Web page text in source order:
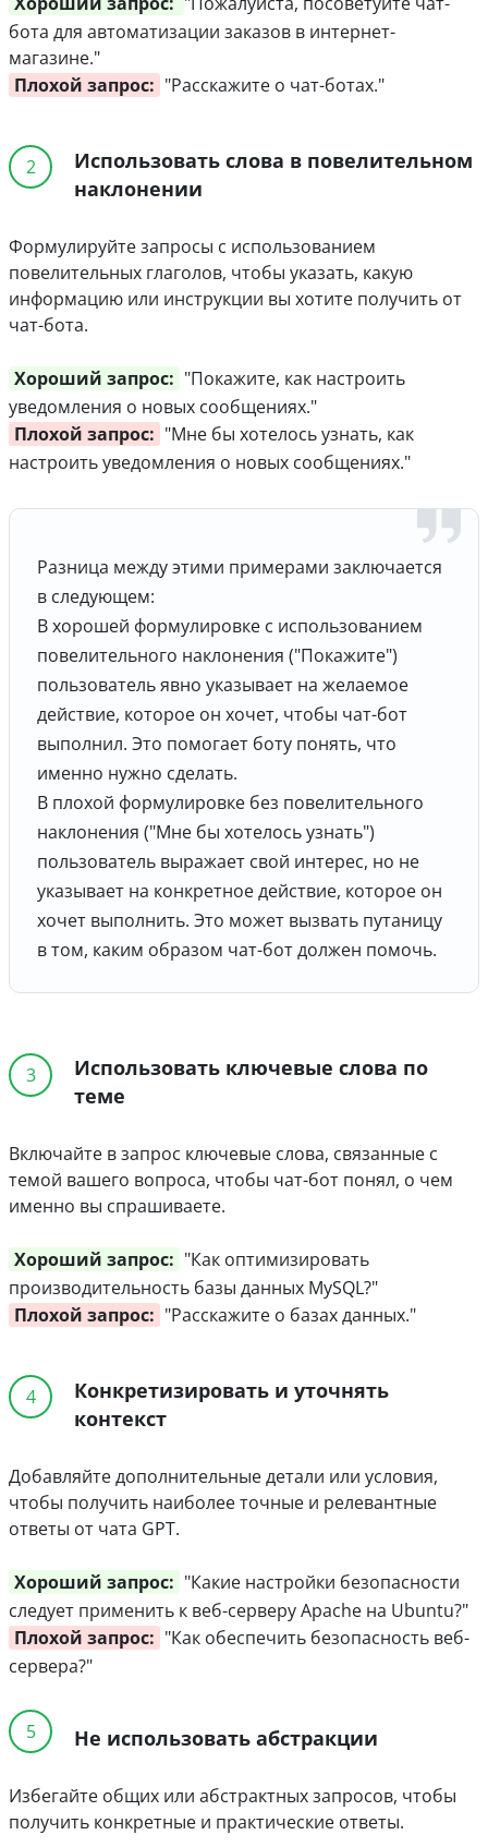
бота для автоматизации заказов в интернет-
магазине."
Плохой запрос: "Расскажите о чат-ботах."
2
Использовать слова в повелительном
наклонении
Формулируйте запросы с использованием
повелительных глаголов, чтобы указать, какую
информацию или инструкции вы хотите получить от
чат-бота.
Хороший запрос: "Покажите, как настроить
уведомления о новых сообщениях."
Плохой запрос: "Мне бы хотелось узнать, как
настроить уведомления о новых сообщениях."
Разница между этими примерами заключается
в следующем:
В хорошей формулировке с использованием
повелительного наклонения ("Покажите")
пользователь явно указывает на желаемое
действие, которое он хочет, чтобы чат-бот
выполнил. Это помогает боту понять, что
именно нужно сделать.
В плохой формулировке без повелительного
наклонения ("Мне бы хотелось узнать")
пользователь выражает свой интерес, но не
указывает на конкретное действие, которое он
хочет выполнить. Это может вызвать путаницу
в том, каким образом чат-бот должен помочь.
3
Использовать ключевые слова по
теме
Включайте в запрос ключевые слова, связанные с
темой вашего вопроса, чтобы чат-бот понял, о чем
именно вы спрашиваете.
Хороший запрос: "Как оптимизировать
производительность базы данных MySQL?"
Плохой запрос: "Расскажите о базах данных."
4
Конкретизировать и уточнять
контекст
Добавляйте дополнительные детали или условия,
чтобы получить наиболее точные и релевантные
ответы от чата GPT.
Хороший запрос: "Какие настройки безопасности
следует применить к веб-серверу Apache на Ubuntu?"
Плохой запрос: "Как обеспечить безопасность веб-
сервера?"
5 Не использовать абстракции
Избегайте общих или абстрактных запросов, чтобы
получить конкретные и практические ответы.